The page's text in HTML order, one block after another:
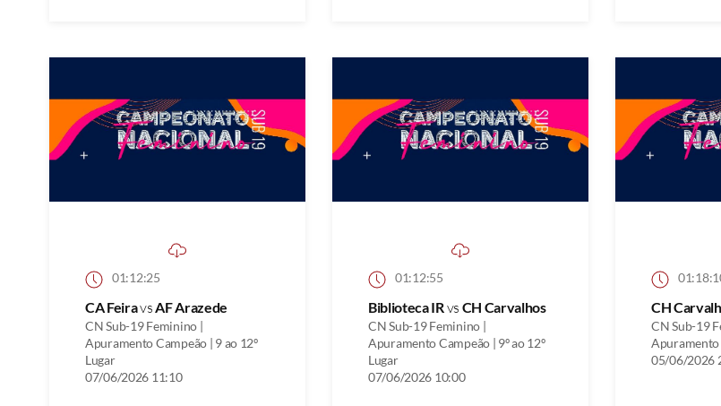
01:12:25
CA FeiravsAF Arazede
CN Sub-19 Feminino |
Apuramento Campeão | 9 ao 12º
Lugar
07/06/2026 11:10
01:12:55
Biblioteca IRvs CH Carvalhos
CN Sub-19 Feminino |
Apuramento Campeão | 9º ao 12º
Lugar
07/06/2026 10:00
CH
CN Sub-19
Apuramento
05/06/2026